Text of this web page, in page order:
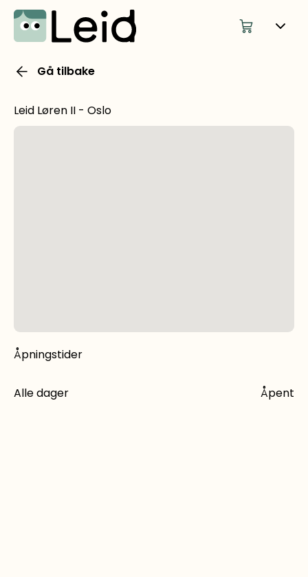
Gå tilbake
Leid Løren II - Oslo
Åpningstider
Alle dager Åpent